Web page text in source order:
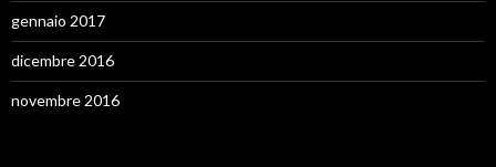
gennaio 2017
dicembre 2016
novembre 2016